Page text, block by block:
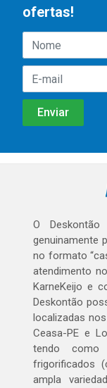
ofertas!
O
genuinamente
no formato
atendimento
KarneKeijo e
Deskontão
localizadas
Ceasa-PE e
tendo como
frigorificados
ampla